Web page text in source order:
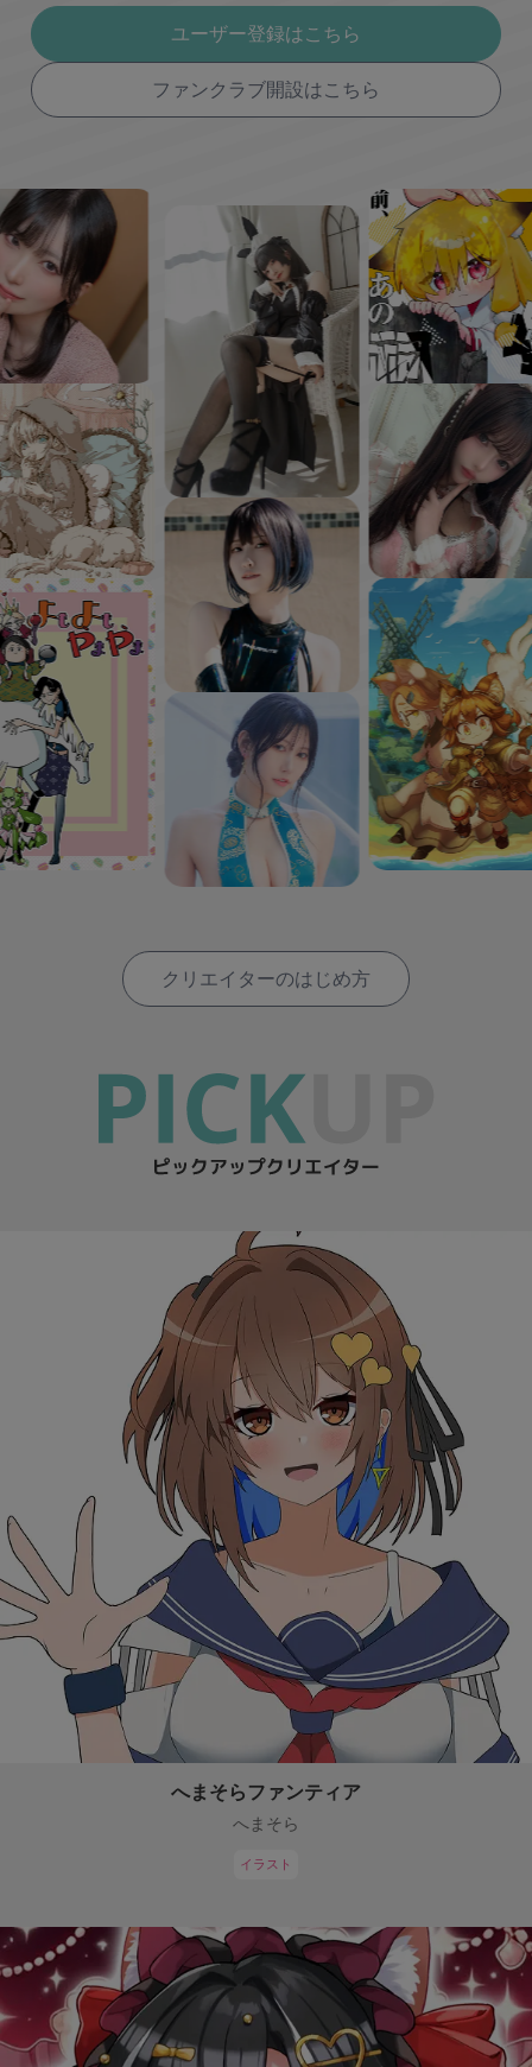
ユーザー登録はこちら
ファンクラブ開設はこちら
クリエイターのはじめ方
へまそらファンティア
へまそら
イラスト